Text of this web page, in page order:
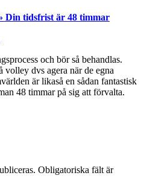
Din tidsfrist är 48 timmar
och bör så behandlas.
volley dvs agera när de egna
är likaså en sådan fantastisk
48 timmar på sig att förvalta.
Obligatoriska fält är